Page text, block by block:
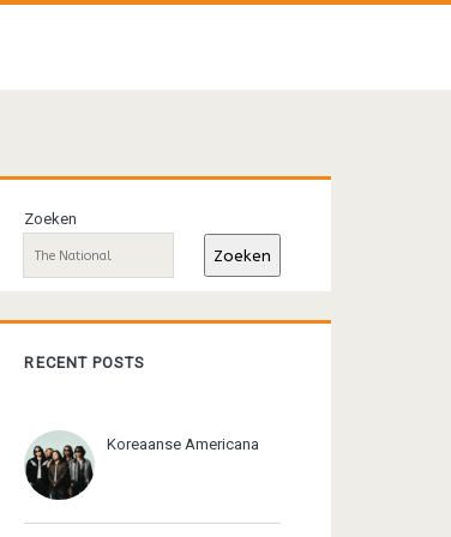
Primaire
sidebar
Zoeken
Zoeken
RECENT POSTS
Koreaanse Americana